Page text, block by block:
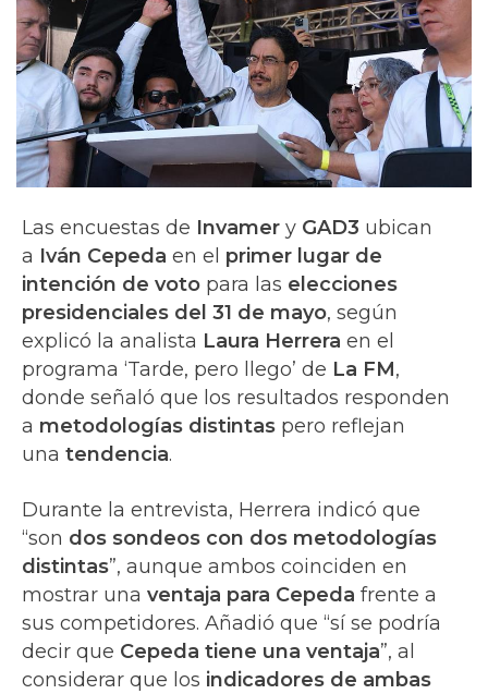
Las encuestas de Invamer y GAD3 ubican
a Iván Cepeda en el primer lugar de
intención de voto para las elecciones
presidenciales del 31 de mayo, según
explicó la analista Laura Herrera en el
programa ‘Tarde, pero llego’ de La FM,
donde señaló que los resultados responden
a metodologías distintas pero reflejan
una tendencia.
Durante la entrevista, Herrera indicó que
“son dos sondeos con dos metodologías
distintas”, aunque ambos coinciden en
mostrar una ventaja para Cepeda frente a
sus competidores. Añadió que “sí se podría
decir que Cepeda tiene una ventaja”, al
considerar que los indicadores de ambas